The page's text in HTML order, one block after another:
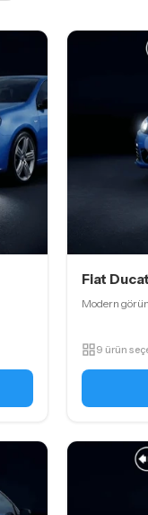
Fiat
Modern
9 ürün